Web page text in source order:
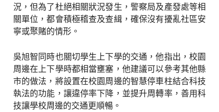
況，但為了杜絕相關狀況發生，警察局及產發處等相
關單位，都會積極稽查及查緝，確保沒有擾亂社區安
寧或聚賭的情形。
吳旭智同時也關切學生上下學的交通，他指出，校園
周邊在上下學時都相當壅塞，他建議可以參考其他縣
市的做法，將設置在校園周邊的智慧停車柱結合科技
執法的功能，讓違停率下降，並提升周轉率，善用科
技讓學校周邊的交通更順暢。